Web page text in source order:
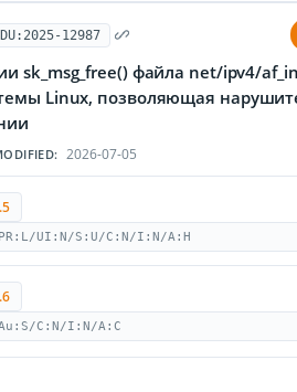
12987
sk_msg_free() файла net/ipv4/
Linux, позволяющая
2026-07-05
UI:N/S:U/C:N/I:N/A:H
C:N/I:N/A:C